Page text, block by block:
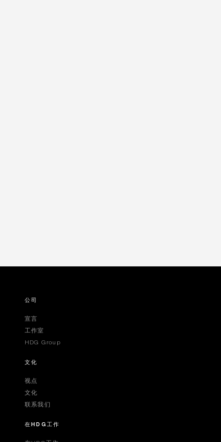
公司
宣言
工作室
HDG Group
文化
视点
文化
联系我们
在HDG工作